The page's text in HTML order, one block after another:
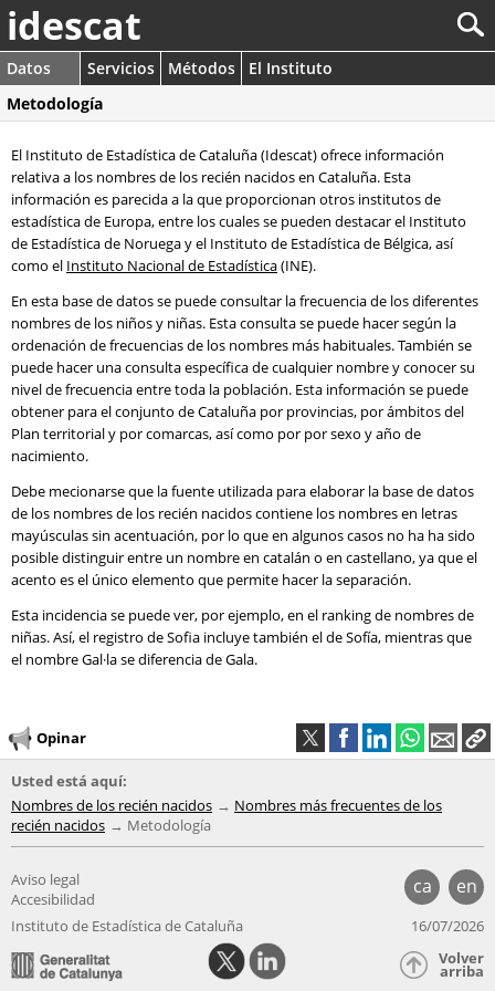
idescat
Datos Servicios Métodos
El Instituto
Metodología
El Instituto de Estadística de Cataluña (Idescat) ofrece información
relativa a los nombres de los recién nacidos en Cataluña. Esta
información es parecida a la que proporcionan otros institutos de
estadística de Europa, entre los cuales se pueden destacar el Instituto
de Estadística de Noruega y el Instituto de Estadística de Bélgica, así
como el Instituto Nacional de Estadística(INE).
En esta base de datos se puede consultar la frecuencia de los diferentes
nombres de los niños y niñas. Esta consulta se puede hacer según la
ordenación de frecuencias de los nombres más habituales. También se
puede hacer una consulta específica de cualquier nombre y conocer su
nivel de frecuencia entre toda la población. Esta información se puede
obtener para el conjunto de Cataluña por provincias, por ámbitos del
Plan territorial y por comarcas, así como por por sexo y año de
nacimiento.
Debe mecionarse que la fuente utilizada para elaborar la base de datos
de los nombres de los recién nacidos contiene los nombres en letras
mayúsculas sin acentuación, por lo que en algunos casos no ha ha sido
posible distinguir entre un nombre en catalán o en castellano, ya que el
acento es el único elemento que permite hacer la separación.
Esta incidencia se puede ver, por ejemplo, en el ranking de nombres de
niñas. Así, el registro de Sofia incluye también el de Sofía, mientras que
el nombre Gal·la se diferencia de Gala.
Opinar
Usted está aquí:
Nombres de los recién nacidos
Nombres más frecuentes de los
recién nacidos
Metodología
ca en
Aviso legal
Accesibilidad
Instituto de Estadística de Cataluña
16/07/2026
Volver
arriba